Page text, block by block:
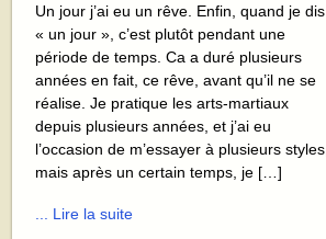
Un jour j’ai eu un rêve. Enfin, quand je dis
« un jour », c’est plutôt pendant une
période de temps. Ca a duré plusieurs
années en fait, ce rêve, avant qu’il ne se
réalise. Je pratique les arts-martiaux
depuis plusieurs années, et j’ai eu
l’occasion de m’essayer à plusieurs styles,
mais après un certain temps, je […]
... Lire la suite